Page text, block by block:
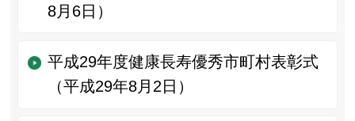
8月6日）
平成29年度健康長寿優秀市町村表彰式
（平成29年8月2日）